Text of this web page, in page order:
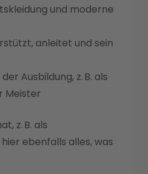
und moderne
anleitet und sein
Ausbildung, z. B. als
Meister
z. B. als
ebenfalls alles, was